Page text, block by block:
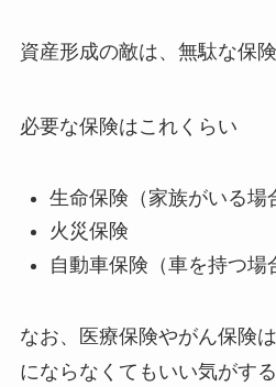
資産形成の敵は、無駄な保険
必要な保険はこれくらい
生命保険（家族がいる場
火災保険
自動車保険（車を持つ場
なお、医療保険やがん保険
にならなくてもいい気がする